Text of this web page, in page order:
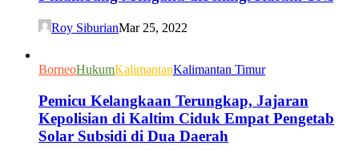
Roy SiburianMar 25, 2022
BorneoHukumKalimantanKalimantan Timur
Pemicu Kelangkaan Terungkap, Jajaran
Kepolisian di Kaltim Ciduk Empat Pengetab
Solar Subsidi di Dua Daerah